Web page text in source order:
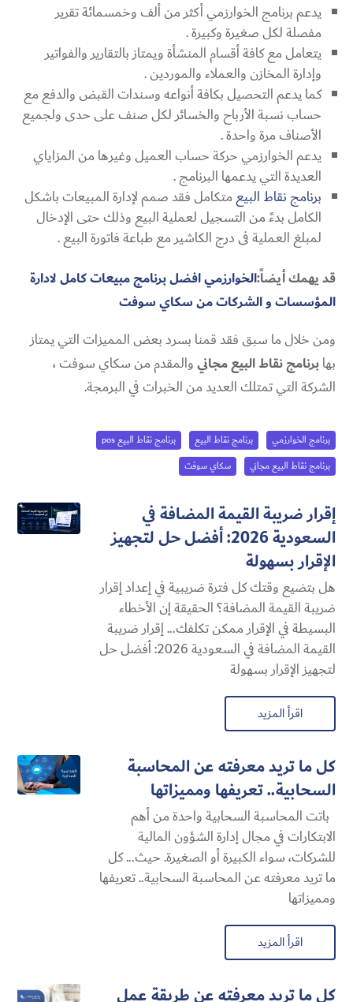
يدعم برنامج الخوارزمي أكثر من ألف وخمسمائة تقرير
مفصلة لكل صغيرة وكبيرة .
يتعامل مع كافة أقسام المنشأة ويمتاز بالتقارير والفواتير
وإدارة المخازن والعملاء والموردين .
كما يدعم التحصيل بكافة أنواعه وسندات القبض والدفع مع
حساب نسبة الأرباح والخسائر لكل صنف على حدى ولجميع
الأصناف مرة واحدة .
يدعم الخوارزمي حركة حساب العميل وغيرها من المزاياي
العديدة التي يدعمها البرنامج .
برنامج نقاط البيعمتكامل فقد صمم لإدارة المبيعات باشكل
الكامل بدءً من التسجيل لعملية البيع وذلك حتى الإدخال
لمبلغ العملية فى درج الكاشير مع طباعة فاتورة البيع .
قد يهمك أيضاً:الخوارزمي افضل برنامج مبيعات كامل لادارة
المؤسسات و الشركات من سكاي سوفت
ومن خلال ما سبق فقد قمنا بسرد بعض المميزات التي يمتاز
بهابرنامج نقاط البيع مجانيوالمقدم من سكاي سوفت ،
الشركة التي تمتلك العديد من الخبرات في البرمجة.
برنامج الخوارزمي برنامج نقاط البيع
برنامج نقاط البيع pos
برنامج نقاط البيع مجاني
سكاي سوفت
إقرار ضريبة القيمة المضافة في
السعودية 2026: أفضل حل لتجهيز
الإقرار بسهولة
هل بتضيع وقتك كل فترة ضريبية في إعداد إقرار
ضريبة القيمة المضافة؟ الحقيقة إن الأخطاء
البسيطة في الإقرار ممكن تكلفك... إقرار ضريبة
القيمة المضافة في السعودية 2026: أفضل حل
لتجهيز الإقرار بسهولة
اقرأ المزيد
كل ما تريد معرفته عن المحاسبة
السحابية​.. تعريفها ومميزاتها
باتت المحاسبة السحابية​ واحدة من أهم
الابتكارات في مجال إدارة الشؤون المالية
للشركات، سواء الكبيرة أو الصغيرة. حيث... كل
ما تريد معرفته عن المحاسبة السحابية​.. تعريفها
ومميزاتها
اقرأ المزيد
كل ما تريد معرفته عن طريقة عمل